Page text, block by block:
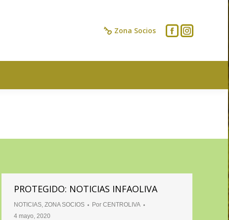
Zona Socios
PROTEGIDO: NOTICIAS INFAOLIVA
NOTICIAS, ZONA SOCIOS Por CENTROLIVA
4 mayo, 2020